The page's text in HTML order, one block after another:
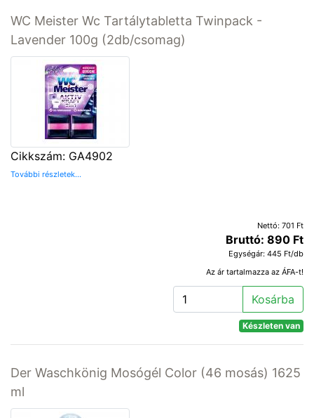
WC Meister Wc Tartálytabletta Twinpack -
Lavender 100g (2db/csomag)
Cikkszám: GA4902
További részletek...
Nettó: 701 Ft
Bruttó: 890 Ft
Egységár: 445 Ft/db
Az ár tartalmazza az ÁFA-t!
Kosárba
Készleten van
Der Waschkönig Mosógél Color (46 mosás) 1625
ml